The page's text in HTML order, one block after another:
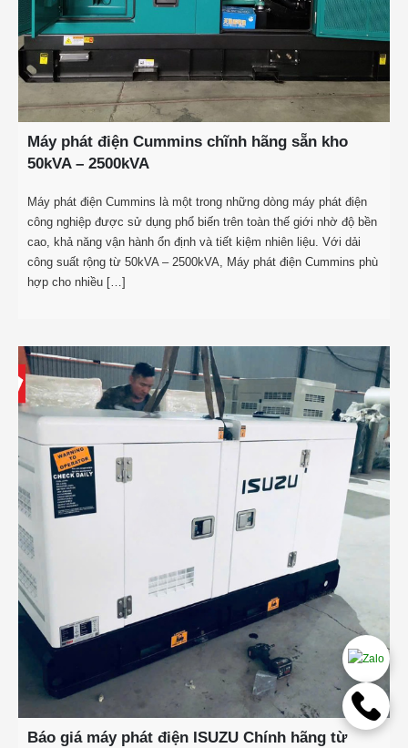
Máy phát điện Cummins chĩnh hãng sẵn kho
50kVA – 2500kVA
Máy phát điện Cummins là một trong những dòng máy phát điện
công nghiệp được sử dụng phổ biến trên toàn thế giới nhờ độ bền
cao, khả năng vận hành ổn định và tiết kiệm nhiên liệu. Với dải
công suất rộng từ 50kVA – 2500kVA, Máy phát điện Cummins phù
hợp cho nhiều […]
Báo giá máy phát điện ISUZU Chính hãng từ